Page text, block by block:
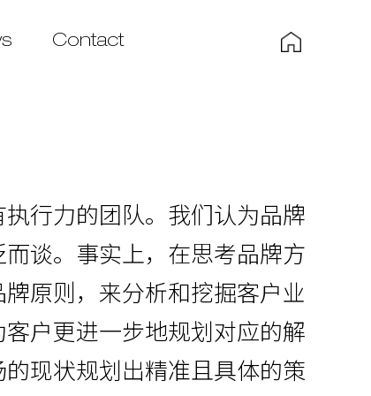
Contact
行力的团队。我们认为品牌
谈。事实上，在思考品牌方
原则，来分析和挖掘客户业
户更进一步地规划对应的解
现状规划出精准且具体的策